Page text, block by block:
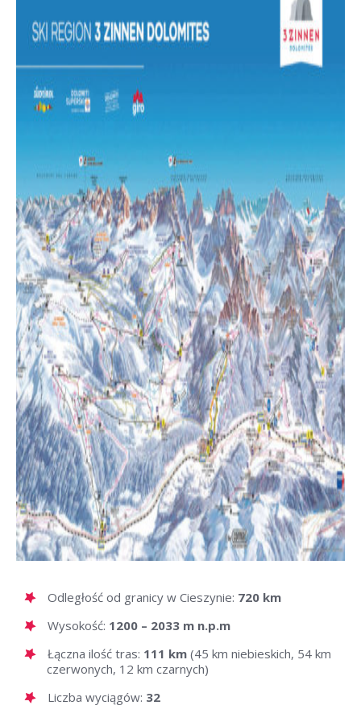
Odległość od granicy w Cieszynie: 720 km
Wysokość: 1200 – 2033 m n.p.m
Łączna ilość tras: 111 km (45 km niebieskich, 54 km
czerwonych, 12 km czarnych)
Liczba wyciągów: 32